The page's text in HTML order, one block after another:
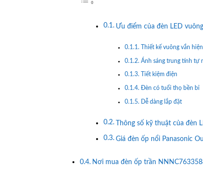
Ưu điểm của đèn LED
Thiết kế vuông vắn
Ánh sáng trung tính tự
Tiết kiệm điện
Đèn có tuổi thọ bền bỉ
Dễ dàng lắp đặt
Thông số kỹ thuật của đèn
Giá đèn ốp nổi Panasonic
Nơi mua đèn ốp trần